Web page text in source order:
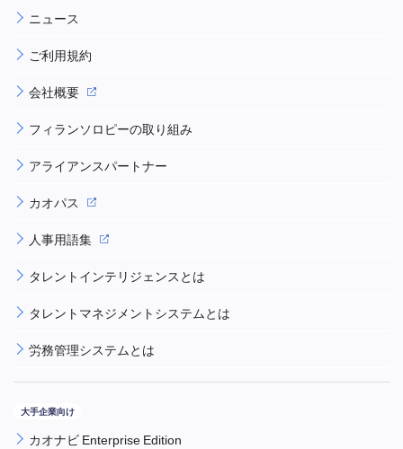
ニュース
ご利用規約
会社概要
フィランソロピーの取り組み
アライアンスパートナー
カオパス
人事用語集
タレントインテリジェンスとは
タレントマネジメントシステムとは
労務管理システムとは
カオナビ Enterprise Edition